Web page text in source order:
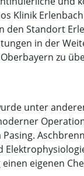
Klinik
Standort
in der
zu
unter
eigenen